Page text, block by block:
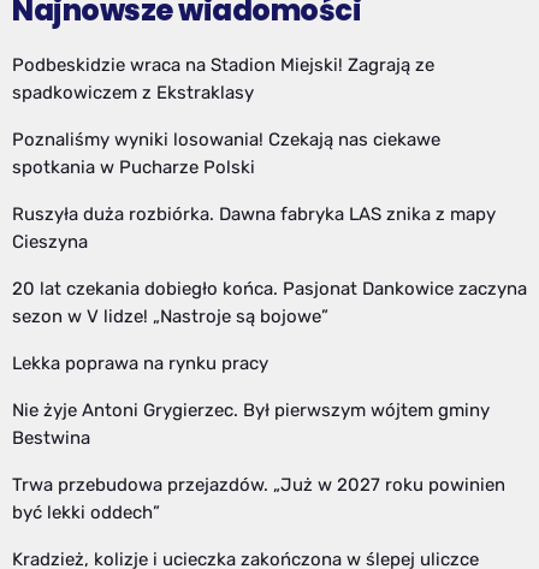
Najnowsze wiadomości
Podbeskidzie wraca na Stadion Miejski! Zagrają ze
spadkowiczem z Ekstraklasy
Poznaliśmy wyniki losowania! Czekają nas ciekawe
spotkania w Pucharze Polski
Ruszyła duża rozbiórka. Dawna fabryka LAS znika z mapy
Cieszyna
20 lat czekania dobiegło końca. Pasjonat Dankowice zaczyna
sezon w V lidze! „Nastroje są bojowe”
Lekka poprawa na rynku pracy
Nie żyje Antoni Grygierzec. Był pierwszym wójtem gminy
Bestwina
Trwa przebudowa przejazdów. „Już w 2027 roku powinien
być lekki oddech”
Kradzież, kolizje i ucieczka zakończona w ślepej uliczce